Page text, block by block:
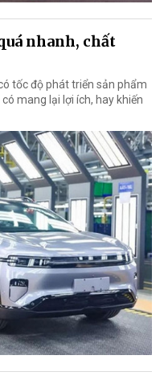
nhanh, chất
tốc độ phát triển sản phẩm
mang lại lợi ích, hay khiến